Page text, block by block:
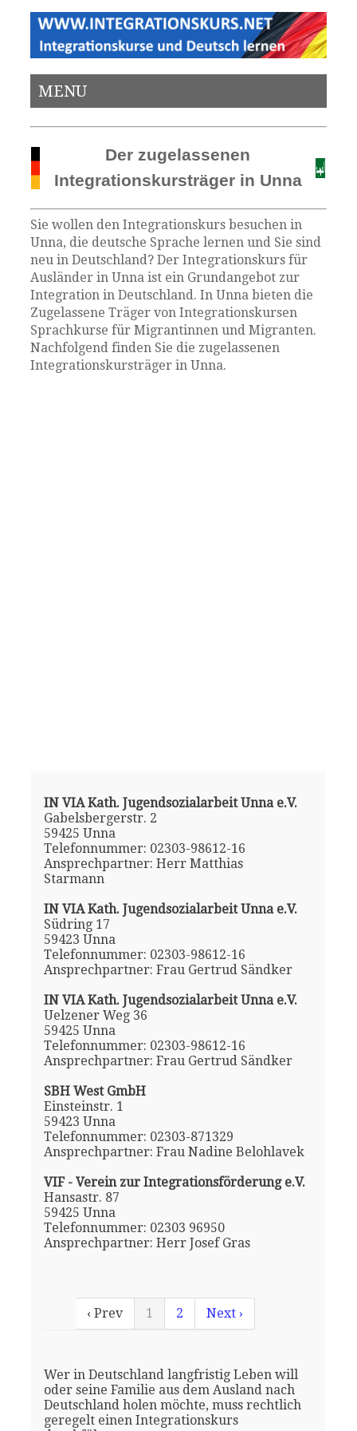
MENU
Der zugelassenen
Integrationskursträger in Unna
Sie wollen den Integrationskurs besuchen in
Unna, die deutsche Sprache lernen und Sie sind
neu in Deutschland? Der Integrationskurs für
Ausländer in Unna ist ein Grundangebot zur
Integration in Deutschland. In Unna bieten die
Zugelassene Träger von Integrationskursen
Sprachkurse für Migrantinnen und Migranten.
Nachfolgend finden Sie die zugelassenen
Integrationskursträger in Unna.
IN VIA Kath. Jugendsozialarbeit Unna e.V.
Gabelsbergerstr. 2
59425 Unna
Telefonnummer: 02303-98612-16
Ansprechpartner: Herr Matthias
Starmann
IN VIA Kath. Jugendsozialarbeit Unna e.V.
Südring 17
59423 Unna
Telefonnummer: 02303-98612-16
Ansprechpartner: Frau Gertrud Sändker
IN VIA Kath. Jugendsozialarbeit Unna e.V.
Uelzener Weg 36
59425 Unna
Telefonnummer: 02303-98612-16
Ansprechpartner: Frau Gertrud Sändker
SBH West GmbH
Einsteinstr. 1
59423 Unna
Telefonnummer: 02303-871329
Ansprechpartner: Frau Nadine Belohlavek
VIF - Verein zur Integrationsförderung e.V.
Hansastr. 87
59425 Unna
Telefonnummer: 02303 96950
Ansprechpartner: Herr Josef Gras
‹ Prev 1 2 Next ›
Wer in Deutschland langfristig Leben will
oder seine Familie aus dem Ausland nach
Deutschland holen möchte, muss rechtlich
geregelt einen Integrationskurs